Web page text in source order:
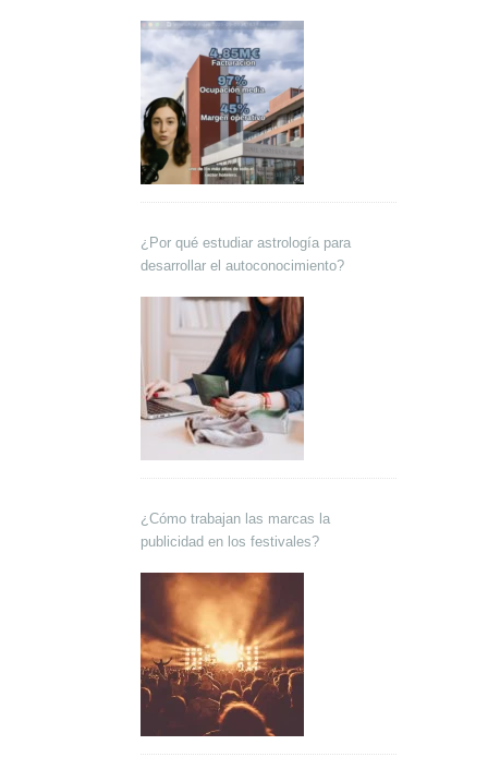
¿Por qué estudiar astrología para
desarrollar el autoconocimiento?
¿Cómo trabajan las marcas la
publicidad en los festivales?